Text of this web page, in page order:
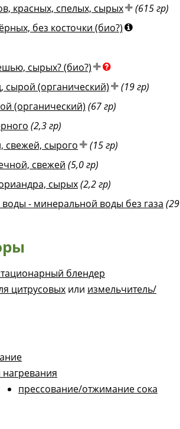
красных, спелых, сырых
(615 гр)
без косточки (био?)
сырых? (био?)
сырой (органический)
(19 гр)
(органический) (67 гр)
(2,3 гр)
свежей, сырого
(15 гр)
свежей (5,0 гр)
сырых(2,2 гр)
- минеральной воды без газа (29
блендер
цитрусовых или измельчитель/
прессование/отжимание сока